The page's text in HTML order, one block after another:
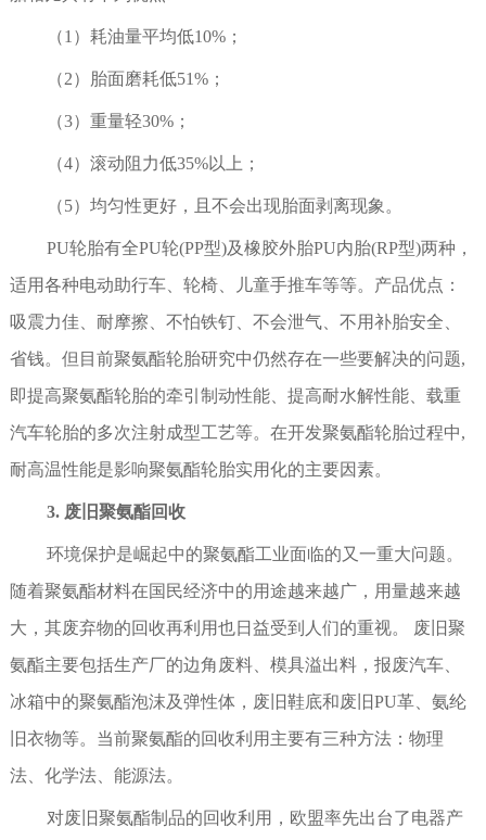
（1）耗油量平均低10%；
（2）胎面磨耗低51%；
（3）重量轻30%；
（4）滚动阻力低35%以上；
（5）均匀性更好，且不会出现胎面剥离现象。
PU轮胎有全PU轮(PP型)及橡胶外胎PU内胎(RP型)两种，
适用各种电动助行车、轮椅、儿童手推车等等。产品优点：
吸震力佳、耐摩擦、不怕铁钉、不会泄气、不用补胎安全、
省钱。但目前聚氨酯轮胎研究中仍然存在一些要解决的问题,
即提高聚氨酯轮胎的牵引制动性能、提高耐水解性能、载重
汽车轮胎的多次注射成型工艺等。在开发聚氨酯轮胎过程中,
耐高温性能是影响聚氨酯轮胎实用化的主要因素。
3. 废旧聚氨酯回收
环境保护是崛起中的聚氨酯工业面临的又一重大问题。
随着聚氨酯材料在国民经济中的用途越来越广，用量越来越
大，其废弃物的回收再利用也日益受到人们的重视。 废旧聚
氨酯主要包括生产厂的边角废料、模具溢出料，报废汽车、
冰箱中的聚氨酯泡沫及弹性体，废旧鞋底和废旧PU革、氨纶
旧衣物等。当前聚氨酯的回收利用主要有三种方法：物理
法、化学法、能源法。
对废旧聚氨酯制品的回收利用，欧盟率先出台了电器产